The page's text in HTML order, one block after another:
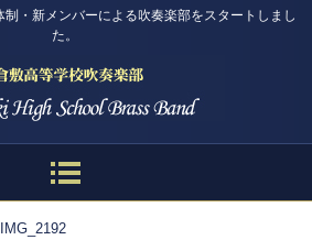
・新メンバーによる吹奏楽部をスタートしまし
た。
IMG_2192